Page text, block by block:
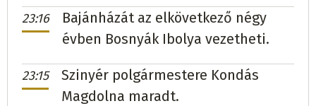
ZemplénújfaluKamil Bodnárfüggetlen295
Zétény Mikuláš KukóSZÖVETSÉG 246(80,66%)
23:16
Bajánházát az elkövetkező négy
évben Bosnyák Ibolya vezetheti.
23:15
Szinyér polgármestere Kondás
Magdolna maradt.